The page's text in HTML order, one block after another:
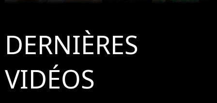
? Pourquoi ça n'arrivera
l'ai vue beaucoup
DERNIÈRES
VIDÉOS